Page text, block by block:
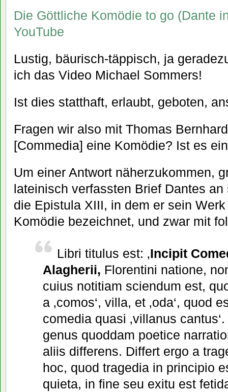
Die Göttliche Komödie to go (Dante
YouTube
Lustig, bäurisch-täppisch, ja
ich das Video Michael Sommers!
Ist dies statthaft, erlaubt, geboten,
Fragen wir also mit Thomas
[Commedia] eine Komödie? Ist es
Um einer Antwort näherzukommen,
lateinisch verfassten Brief Dantes
die Epistula XIII, in dem er sein
Komödie bezeichnet, und zwar mit
Libri titulus est: ‚Incipit
Alagherii, Florentini natione,
cuius notitiam sciendum est,
a ‚comos‘, villa, et ‚oda‘, quod
comedia quasi ‚villanus
genus quoddam poetice
aliis differens. Differt ergo a
hoc, quod tragedia in principio
quieta, in fine seu exitu est